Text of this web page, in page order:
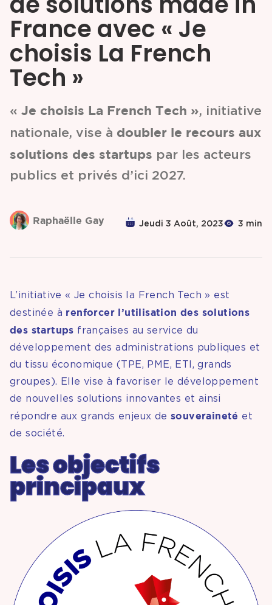
Coopérations
Événements
& Contenus
Programmes
& Services
France avec « Je
choisis La French
Tech »
« Je choisis La French Tech », initiative
nationale, vise à doubler le recours aux
solutions des startups par les acteurs
publics et privés d’ici 2027.
Raphaëlle Gay Jeudi 3 Août, 2023 3 min
L’initiative « Je choisis la French Tech » est
destinée à renforcer l’utilisation des solutions
des startups françaises au service du
développement des administrations publiques et
du tissu économique (TPE, PME, ETI, grands
groupes). Elle vise à favoriser le développement
de nouvelles solutions innovantes et ainsi
répondre aux grands enjeux de souveraineté et
de société.
Les objectifs
principaux